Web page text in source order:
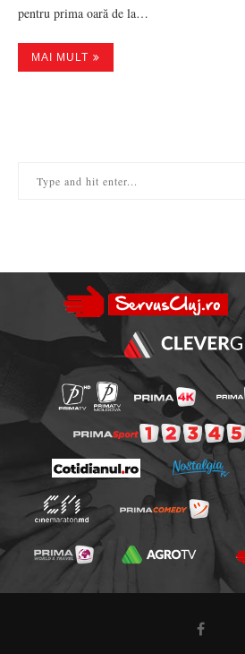
pentru prima oară de la…
MAI MULT